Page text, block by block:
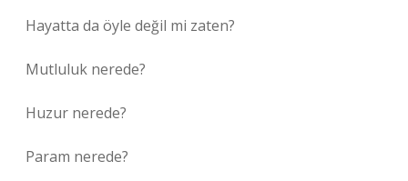
Hayatta da öyle değil mi zaten?
Mutluluk nerede?
Huzur nerede?
Param nerede?